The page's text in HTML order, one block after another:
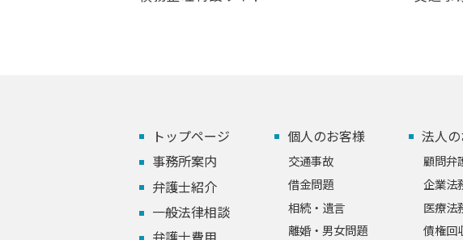
トップページ
事務所案内
弁護士紹介
一般法律相談
個人のお客様
交通事故
借金問題
相続・遺言
離婚・男女問題
法人
顧問弁
企業法
医療法
債権回